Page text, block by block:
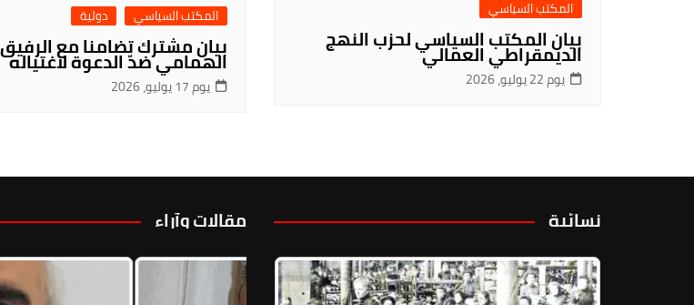
المكتب السياسي
بيان المكتب السياسي لحزب النهج
الديمقراطي العمالي
يوم 22 يوليو، 2026
المكتب السياسي دولية
بيان مشترك تضامنا مع
الهمامي ضدّ الدعوة لاغتياله
يوم 17 يوليو، 2026
نسائية مقالات وآراء